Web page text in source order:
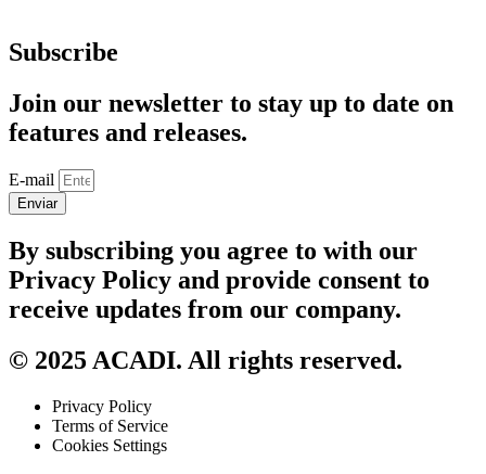
Subscribe
Join our newsletter to stay up to date on
features and releases.
E-mail
Enviar
By subscribing you agree to with our
Privacy Policy and provide consent to
receive updates from our company.
© 2025 ACADI. All rights reserved.
Privacy Policy
Terms of Service
Cookies Settings